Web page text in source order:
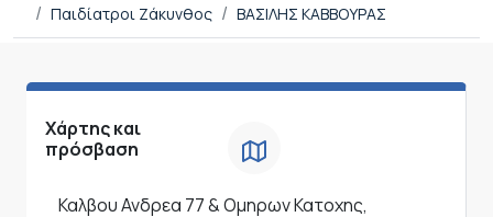
Παιδίατροι Ζάκυνθος
ΒΑΣΙΛΗΣ ΚΑΒΒΟΥΡΑΣ
Χάρτης και
πρόσβαση
Καλβου Ανδρεα 77 & Ομηρων Κατοχης,